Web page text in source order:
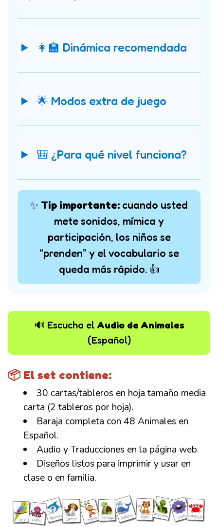
👩‍🏫 Dinámica recomendada
🌟 Modos extra de juego
🎒 ¿Para qué nivel funciona?
✨ Tip importante: cuando usted
mete sonidos, mímica y
participación, los niños se
“prenden” y el vocabulario se
queda más rápido. 👍
🔊 Escucha el Audio de Animales
(Español)
📦 El set contiene:
30 cartas/tableros en hoja tamaño media
carta (2 tableros por hoja).
Baraja completa con 48 Animales en
Español.
Audio y Traducciones en la página web.
Diseños listos para imprimir y usar en
clase o en familia.